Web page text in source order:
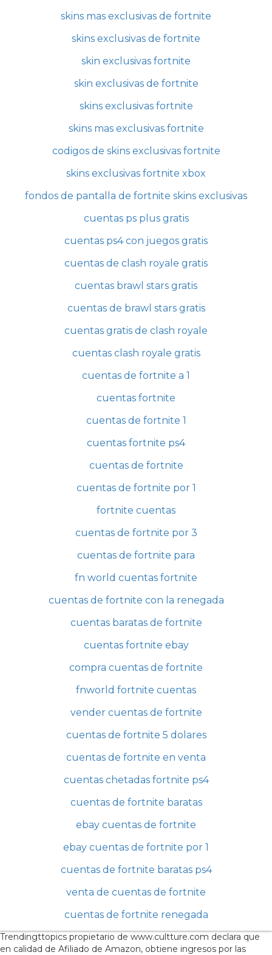
skins mas exclusivas de fortnite
skins exclusivas de fortnite
skin exclusivas fortnite
skin exclusivas de fortnite
skins exclusivas fortnite
skins mas exclusivas fortnite
codigos de skins exclusivas fortnite
skins exclusivas fortnite xbox
fondos de pantalla de fortnite skins exclusivas
cuentas ps plus gratis
cuentas ps4 con juegos gratis
cuentas de clash royale gratis
cuentas brawl stars gratis
cuentas de brawl stars gratis
cuentas gratis de clash royale
cuentas clash royale gratis
cuentas de fortnite a 1
cuentas fortnite
cuentas de fortnite 1
cuentas fortnite ps4
cuentas de fortnite
cuentas de fortnite por 1
fortnite cuentas
cuentas de fortnite por 3
cuentas de fortnite para
fn world cuentas fortnite
cuentas de fortnite con la renegada
cuentas baratas de fortnite
cuentas fortnite ebay
compra cuentas de fortnite
fnworld fortnite cuentas
vender cuentas de fortnite
cuentas de fortnite 5 dolares
cuentas de fortnite en venta
cuentas chetadas fortnite ps4
cuentas de fortnite baratas
ebay cuentas de fortnite
ebay cuentas de fortnite por 1
cuentas de fortnite baratas ps4
venta de cuentas de fortnite
cuentas de fortnite renegada
Trendingttopics propietario de www.cultture.com declara que
en calidad de Afiliado de Amazon, obtiene ingresos por las